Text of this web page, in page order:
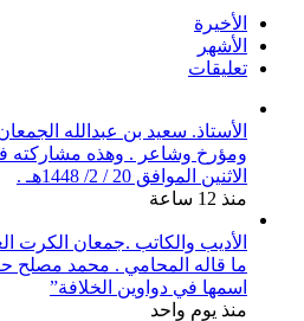
الأخيرة
الأشهر
تعليقات
الأستاذ. سعيد بن عبدالله
ومؤرخ وشاعر . وهذه مشاركته
الاثنين الموافق 20 / 2/ 1448هـ .
منذ 12 ساعة
الأديب والكاتب .جمعان الكرت
ما قاله المحامي . محمد مصلح
اسمها في دواوين الخلافة”
منذ يوم واحد